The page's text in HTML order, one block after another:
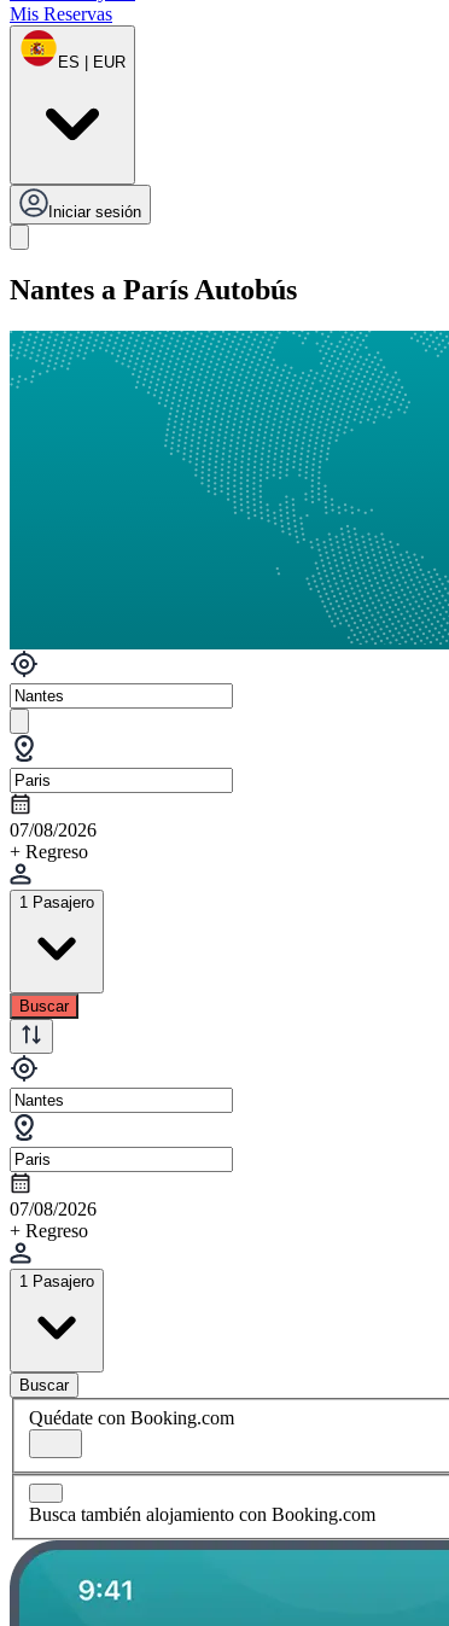
Mis Reservas
ES | EUR
Iniciar sesión
Nantes a París Autobús
07/08/2026
+ Regreso
1 Pasajero
Buscar
07/08/2026
+ Regreso
1 Pasajero
Buscar
Quédate con Booking.com
Busca también alojamiento con Booking.com